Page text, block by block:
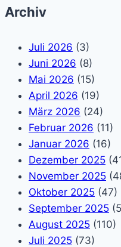
Archiv
Juli 2026 (3)
Juni 2026 (8)
Mai 2026 (15)
April 2026 (19)
März 2026 (24)
Februar 2026 (11)
Januar 2026 (16)
Dezember 2025
November 2025
Oktober 2025 (47)
September 2025
August 2025 (110)
Juli 2025 (73)